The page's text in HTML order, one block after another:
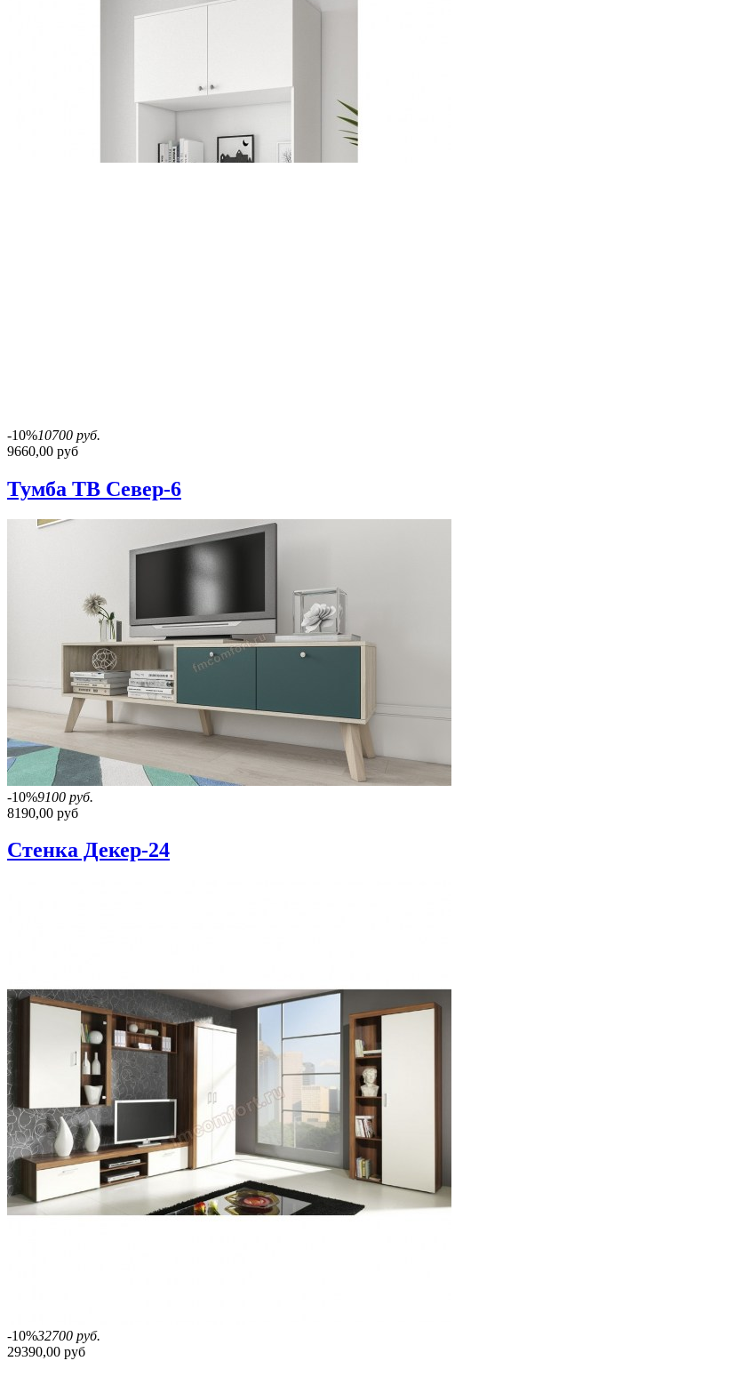
-10%10700 руб.
9660,00 руб
Тумба ТВ Север-6
-10%9100 руб.
8190,00 руб
Стенка Декер-24
-10%32700 руб.
29390,00 руб